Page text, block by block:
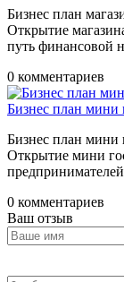
Бизнес план
Открытие
путь финансовой
0 комментариев
Бизнес план мини
Бизнес план мини
Открытие мини
0 комментариев
Ваш отзыв